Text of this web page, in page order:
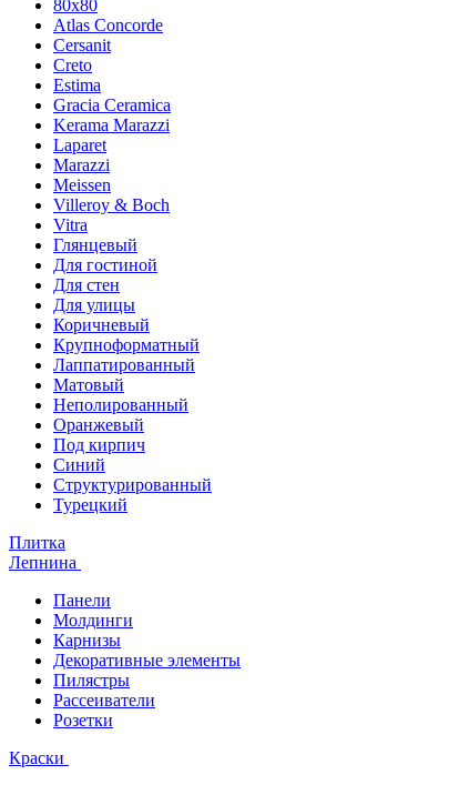
80x80
Atlas Concorde
Cersanit
Creto
Estima
Gracia Ceramica
Kerama Marazzi
Laparet
Marazzi
Meissen
Villeroy & Boch
Vitra
Глянцевый
Для гостиной
Для стен
Для улицы
Коричневый
Крупноформатный
Лаппатированный
Матовый
Неполированный
Оранжевый
Под кирпич
Синий
Структурированный
Турецкий
Плитка
Лепнина
Панели
Молдинги
Карнизы
Декоративные элементы
Пилястры
Рассеиватели
Розетки
Краски